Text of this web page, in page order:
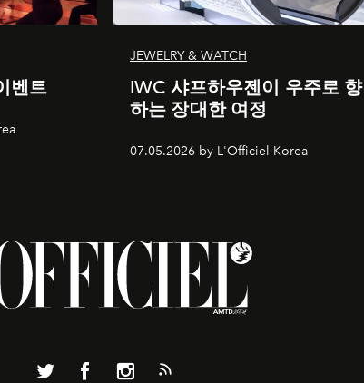
벤트
JEWELRY & WATCH
IWC 샤프하우젠이 우주로 향
하는 장대한 여정
07.05.2026 by L'Officiel Korea